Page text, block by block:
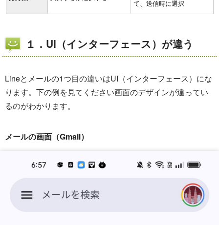
て、送信時に選択
１．UI（インターフェース）が違う
Lineとメールの1つ目の違いはUI（インターフェース）にな
ります。下の例を見てください画面のデザインが違ってい
るのがわかります。
メールの画面（Gmail）